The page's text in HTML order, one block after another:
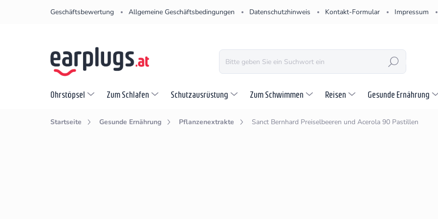
Geschäftsbewertung Allgemeine Geschäftsbedingungen Datenschutzhinweis Kontakt-Formular Impressum
SUCHEN
Ohrstöpsel Zum Schlafen Schutzausrüstung Zum Schwimmen Reisen Gesunde Ernährung
Startseite Gesunde Ernährung Pflanzenextrakte Sanct Bernhard Preiselbeeren und Acerola 90 Pastillen